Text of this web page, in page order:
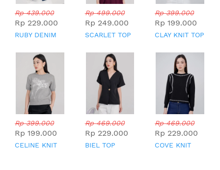
Rp 439.000
Rp 229.000
RUBY DENIM
Rp 499.000
Rp 249.000
SCARLET TOP
Rp 399.000
Rp 199.000
CLAY KNIT TOP
Rp 399.000
Rp 199.000
CELINE KNIT
Rp 469.000
Rp 229.000
BIEL TOP
Rp 469.000
Rp 229.000
COVE KNIT